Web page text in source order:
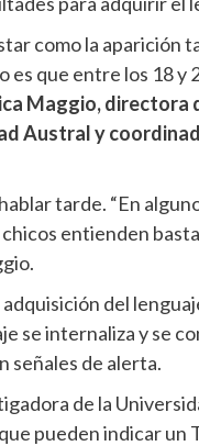
como la aparición
es que entre los 18
Maggio, directora
Austral y
tarde. “En
entienden
del
se internaliza y se
señales de alerta.
de la
pueden indicar un